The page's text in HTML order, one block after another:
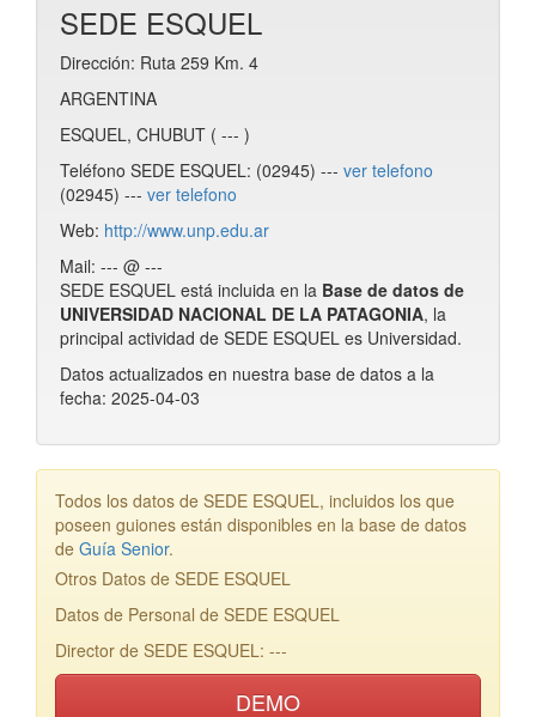
SEDE ESQUEL
Dirección: Ruta 259 Km. 4
ARGENTINA
ESQUEL, CHUBUT ( --- )
Teléfono SEDE ESQUEL: (02945) --- ver telefono
(02945) --- ver telefono
Web: http://www.unp.edu.ar
Mail: --- @ ---
SEDE ESQUEL está incluida en la Base de datos de
UNIVERSIDAD NACIONAL DE LA PATAGONIA, la
principal actividad de SEDE ESQUEL es Universidad.
Datos actualizados en nuestra base de datos a la
fecha: 2025-04-03
Todos los datos de SEDE ESQUEL, incluidos los que
poseen guiones están disponibles en la base de datos
de Guía Senior.
Otros Datos de SEDE ESQUEL
Datos de Personal de SEDE ESQUEL
Director de SEDE ESQUEL: ---
DEMO